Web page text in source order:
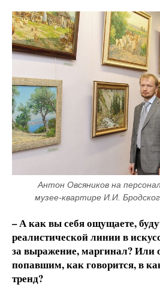
Антон Овсяников на
музее-квартире И.И.
– А как вы себя ощущаете,
реалистической линии в
за выражение, маргинал? Или
попавшим, как говорится, в
тренд?